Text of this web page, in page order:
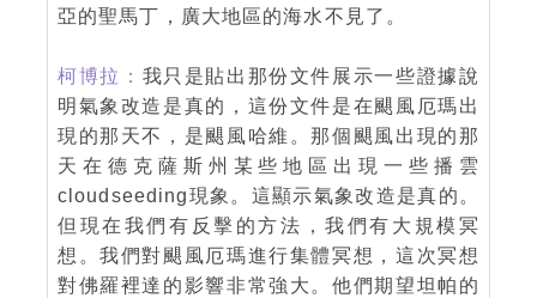
亞的聖馬丁，廣大地區的海水不見了。
柯博拉： 我只是貼出那份文件展示一些證據說
明氣象改造是真的，這份文件是在颶風厄瑪出
現的那天不，是颶風哈維。那個颶風出現的那
天在德克薩斯州某些地區出現一些播雲
cloudseeding現象。這顯示氣象改造是真的。
但現在我們有反擊的方法，我們有大規模冥
想。我們對颶風厄瑪進行集體冥想，這次冥想
對佛羅裡達的影響非常強大。他們期望坦帕的